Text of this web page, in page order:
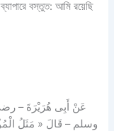
বস্তুত: আমি রয়েছি
عَنْ أَبِى هُرَيْرَةَ –
وسلم – قَالَ « مَثَلُ